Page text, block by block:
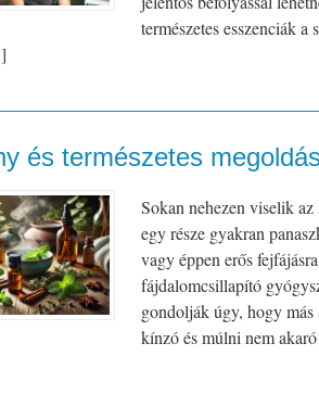
természetes esszenciák a
és természetes
Sokan nehezen viselik
egy része gyakran
vagy éppen erős
fájdalomcsillapító
gondolják úgy, hogy
kínzó és múlni nem